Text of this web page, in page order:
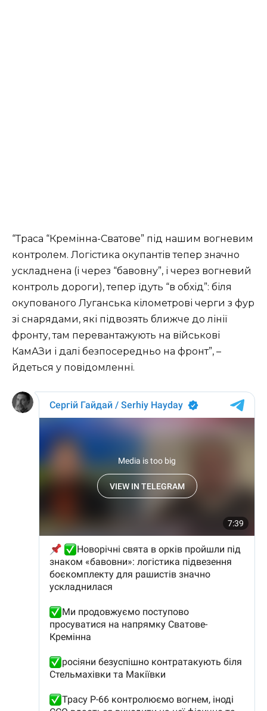
“Траса “Кремінна-Сватове” під нашим вогневим
контролем. Логістика окупантів тепер значно
ускладнена (і через “бавовну”, і через вогневий
контроль дороги), тепер їдуть “в обхід”: біля
окупованого Луганська кілометрові черги з фур
зі снарядами, які підвозять ближче до лінії
фронту, там перевантажують на військові
КамАЗи і далі безпосередньо на фронт”, –
йдеться у повідомленні.